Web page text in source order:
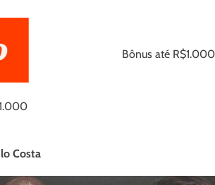
Bônus até R$1.000
Costa